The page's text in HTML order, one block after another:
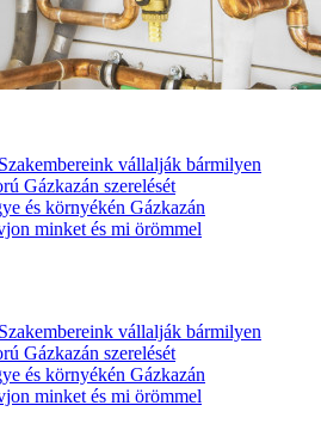
vállalják bármilyen
Gázkazán szerelését
és környékén Gázkazán
minket és mi örömmel
vállalják bármilyen
Gázkazán szerelését
és környékén Gázkazán
minket és mi örömmel